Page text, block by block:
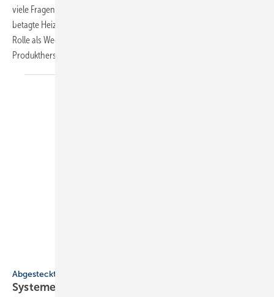
viele Fragen auf. Heute sind immer mehr ­Fachbetriebe topfit darin,
betagte Heizsysteme durch Wärmepumpen zu ersetzen. Eine ­wichtige
Rolle als Wegbereiter und -begleiter spielen in dieser Entwicklung ­
Produkthersteller wie
Abgesteckt
Systeme für SHK-Profis: schlank, emis­si­ons­arm,